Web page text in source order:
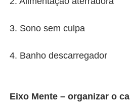
3. Sono sem culpa
4. Banho descarregador
Eixo Mente – organizar o